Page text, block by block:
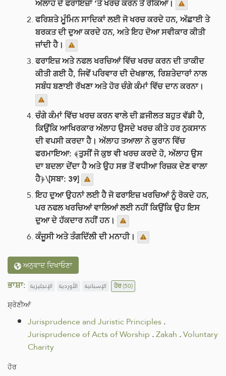
ਅੱਲਾਹ ਦੇ ਫਰਾਇਜ਼ਾਂ ‘ਤੇ ਖਰਚ ਕਰਨ ਤੋਂ ਰੋਕਿਆ।
ਫਰਿਸ਼ਤੇ ਮੂੰਮਿਨ ਸਾਦਿਕਾਂ ਲਈ ਜੋ ਖਰਚ ਕਰਦੇ ਹਨ, ਅੱਛਾਈ ਤੇ
ਬਰਕਤ ਦੀ ਦੁਆ ਕਰਦੇ ਹਨ, ਅਤੇ ਇਹ ਦੋਆ ਸਵੀਕਾਰ ਕੀਤੀ
ਜਾਂਦੀ ਹੈ।
ਫਰਾਇਜ਼ ਅਤੇ ਨਫਲ ਖਰਚਿਆਂ ਵਿੱਚ ਖਰਚ ਕਰਨ ਦੀ ਤਾਕੀਦ
ਕੀਤੀ ਗਈ ਹੈ, ਜਿਵੇਂ ਪਰਿਵਾਰ ਦੀ ਦੇਖਭਾਲ, ਰਿਸ਼ਤੇਦਾਰਾਂ ਨਾਲ
ਸਬੰਧ ਬਣਾਈ ਰੱਖਣਾ ਅਤੇ ਹੋਰ ਚੰਗੇ ਕੰਮਾਂ ਵਿੱਚ ਦਾਨ ਕਰਨਾ।
ਚੰਗੇ ਕੰਮਾਂ ਵਿੱਚ ਖਰਚ ਕਰਨ ਵਾਲੇ ਦੀ ਫ਼ਜੀਲਤ ਬਹੁਤ ਵੱਡੀ ਹੈ,
ਕਿਉਂਕਿ ਆਖਿਰਕਾਰ ਅੱਲਾਹ ਉਸਦੇ ਖਰਚ ਕੀਤੇ ਹਰ ਨੁਕਸਾਨ
ਦੀ ਵਪਸੀ ਕਰਦਾ ਹੈ। ਅੱਲਾਹ ਤਆਲਾ ਨੇ ਕੁਰਾਨ ਵਿੱਚ
ਫਰਮਾਇਆ: ﴾ਤੁਸੀਂ ਜੋ ਕੁਝ ਵੀ ਖਰਚ ਕਰਦੇ ਹੋ, ਅੱਲਾਹ ਉਸ
ਦਾ ਬਦਲਾ ਦੇਂਦਾ ਹੈ ਅਤੇ ਉਹ ਸਭ ਤੋਂ ਵਧੀਆ ਰਿਜ਼ਕ ਦੇਣ ਵਾਲਾ
ਹੈ﴿\[ਸਬਾ: 39]
ਇਹ ਦੁਆ ਉਹਨਾਂ ਲਈ ਹੈ ਜੋ ਫਰਾਇਜ਼ ਖਰਚਿਆਂ ਨੂੰ ਰੋਕਦੇ ਹਨ,
ਪਰ ਨਫਲ ਖਰਚਿਆਂ ਵਾਲਿਆਂ ਲਈ ਨਹੀਂ ਕਿਉਂਕਿ ਉਹ ਇਸ
ਦੁਆ ਦੇ ਹੱਕਦਾਰ ਨਹੀਂ ਹਨ।
ਕੰਜੂਸੀ ਅਤੇ ਤੰਗਦਿੱਲੀ ਦੀ ਮਨਾਹੀ।
ਅਨੁਵਾਦ ਦਿਖਾਓਣਾ
ਭਾਸ਼ਾ: الإنجليزية الأوردية الإسبانية ਹੋਰ(50)
ਸ਼੍ਰੇਣੀਆਂ
Jurisprudence and Juristic Principles.
Jurisprudence of Acts of Worship .Zakah .Voluntary
Charity
ਹੋਰ